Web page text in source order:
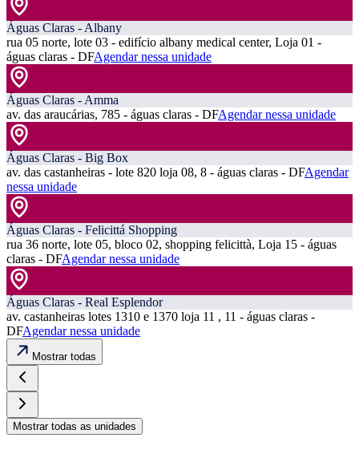
Águas Claras - Albany
rua 05 norte, lote 03 - edifício albany medical center, Loja 01 -
águas claras - DFAgendar nessa unidade
Águas Claras - Amma
av. das araucárias, 785 - águas claras - DFAgendar nessa unidade
Águas Claras - Big Box
av. das castanheiras - lote 820 loja 08, 8 - águas claras - DFAgendar
nessa unidade
Águas Claras - Felicittá Shopping
rua 36 norte, lote 05, bloco 02, shopping felicittà, Loja 15 - águas
claras - DFAgendar nessa unidade
Águas Claras - Real Esplendor
av. castanheiras lotes 1310 e 1370 loja 11 , 11 - águas claras -
DFAgendar nessa unidade
Mostrar todas
Mostrar todas as unidades